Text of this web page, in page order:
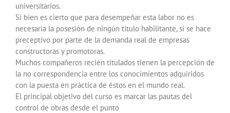
universitarios.
Si bien es cierto que para desempeñar esta labor no es
necesaria la posesión de ningún título habilitante, si se hace
preceptivo por parte de la demanda real de empresas
constructoras y promotoras.
Muchos compañeros recién titulados tienen la percepción de
la no correspondencia entre los conocimientos adquiridos
con la puesta en práctica de éstos en el mundo real.
El principal objetivo del curso es marcar las pautas del
control de obras desde el punto